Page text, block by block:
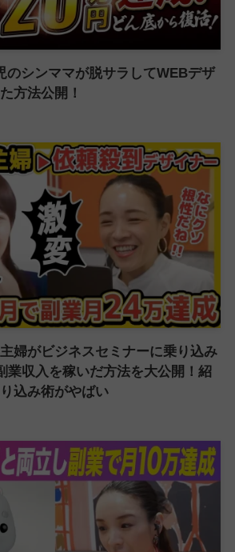
のシンママが脱サラしてWEBデザ
方法公開！
主婦がビジネスセミナーに乗り込み
業収入を稼いだ方法を大公開！紹
込み術がやばい